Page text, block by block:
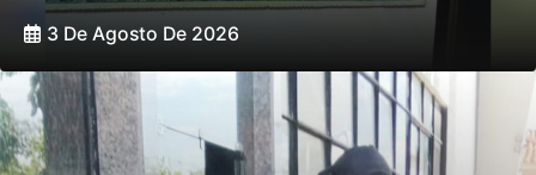
3 De Agosto De 2026